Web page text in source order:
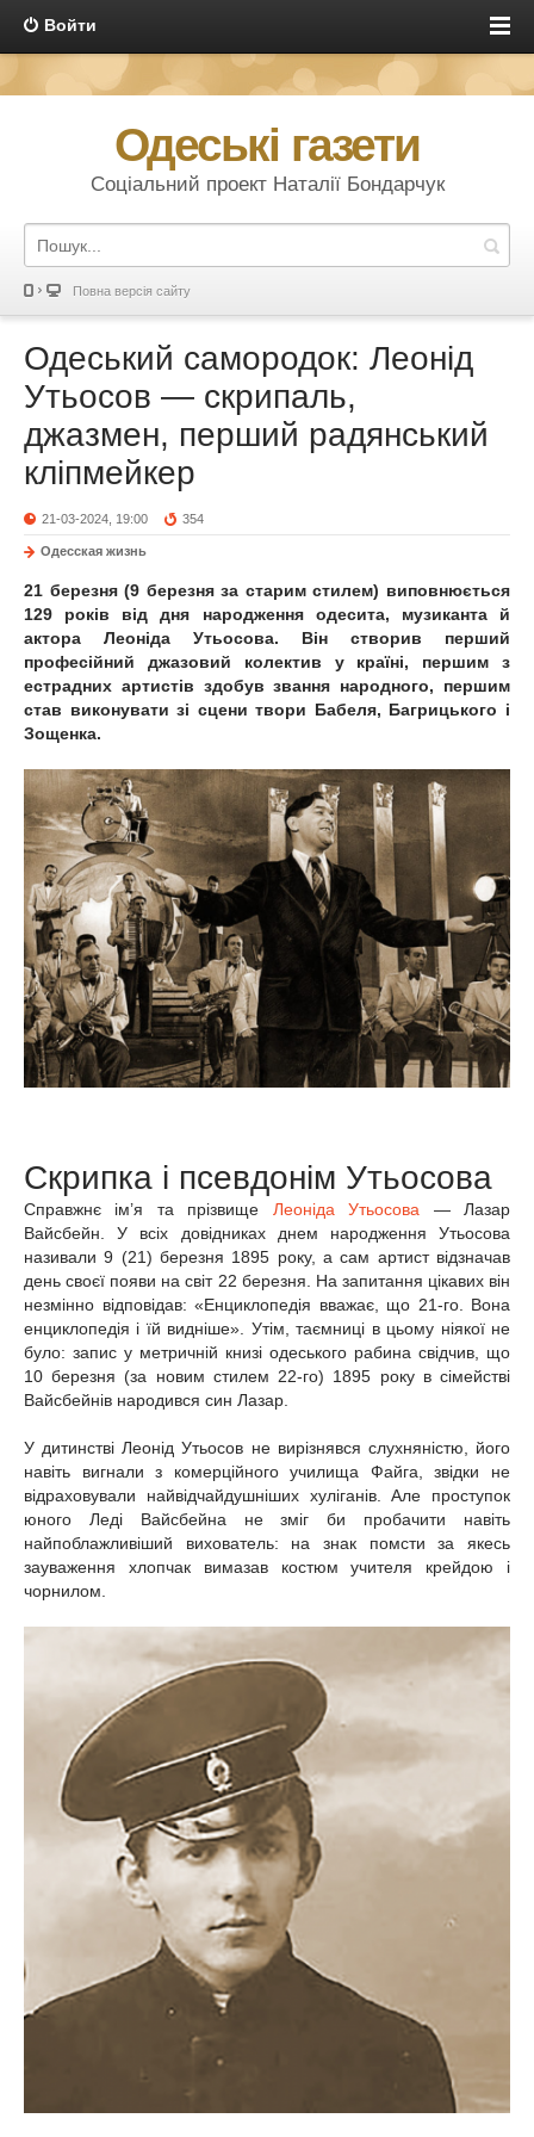
Войти
Одеські газети
Соціальний проект Наталії Бондарчук
Повна версія сайту
Одеський самородок: Леонід
Утьосов — скрипаль,
джазмен, перший радянський
кліпмейкер
21-03-2024, 19:00 354
Одесская жизнь
21 березня (9 березня за старим стилем) виповнюється
129 років від дня народження одесита, музиканта й
актора Леоніда Утьосова. Він створив перший
професійний джазовий колектив у країні, першим з
естрадних артистів здобув звання народного, першим
став виконувати зі сцени твори Бабеля, Багрицького і
Зощенка.
Скрипка і псевдонім Утьосова
Справжнє ім’я та прізвище Леоніда Утьосова
— Лазар
Вайсбейн. У всіх довідниках днем народження Утьосова
називали 9 (21) березня 1895 року, а сам артист відзначав
день своєї появи на світ 22 березня. На запитання цікавих він
незмінно відповідав: «Енциклопедія вважає, що 21-го. Вона
енциклопедія і їй видніше». Утім, таємниці в цьому ніякої не
було: запис у метричній книзі одеського рабина свідчив, що
10 березня (за новим стилем 22-го) 1895 року в сімействі
Вайсбейнів народився син Лазар.
У дитинстві Леонід Утьосов не вирізнявся слухняністю, його
навіть вигнали з комерційного училища Файга, звідки не
відраховували найвідчайдушніших хуліганів. Але проступок
юного Леді Вайсбейна не зміг би пробачити навіть
найпоблажливіший вихователь: на знак помсти за якесь
зауваження хлопчак вимазав костюм учителя крейдою і
чорнилом.